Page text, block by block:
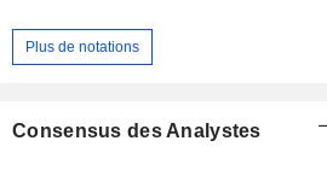
17,42% 12,49%
75,77% 112,17% 114,26%
Plus de notations
Consensus des Analystes